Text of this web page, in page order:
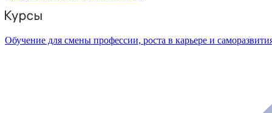
Обучение для смены профессии, роста в карьере и